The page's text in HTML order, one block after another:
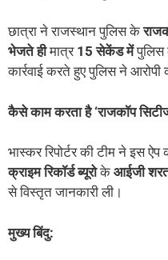
छात्रा ने राजस्थान पुलिस के
भेजते हीमात्र 15सेकेंड मेंपुलिस
कार्रवाई करते हुए पुलिस ने
कैसे काम करता है‘राजकॉप
भास्कर रिपोर्टर की टीम ने इस
क्राइम रिकॉर्ड ब्यूरोके आईजी
से विस्तृत जानकारी ली।
मुख्य बिंदु: